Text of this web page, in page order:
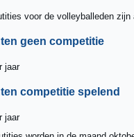
voor de volleyballeden zijn
geen competitie
jaar
competitie spelend
jaar